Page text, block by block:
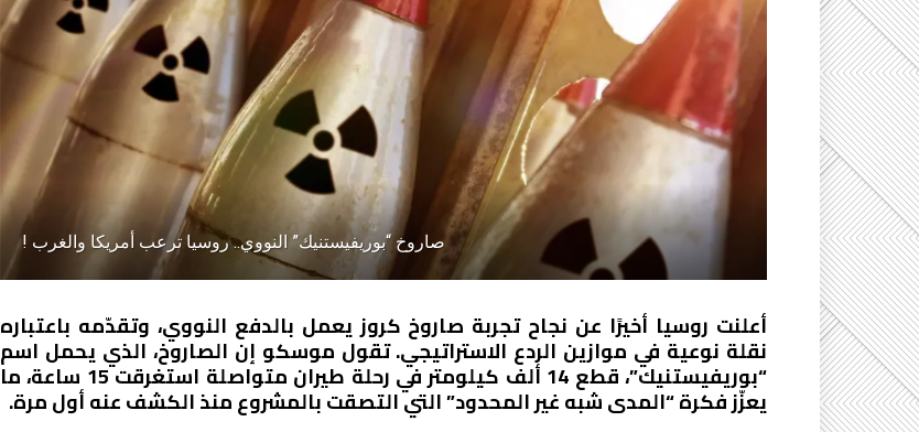
صاروخ “بوريفيستنيك” النووي.. روسيا ترعب أمريكا والغرب !
أعلنت روسيا أخيرًا عن نجاح تجربة صاروخ كروز يعمل بالدفع النووي، وتقدّمه باعتباره
نقلة نوعية في موازين الردع الاستراتيجي. تقول موسكو إن الصاروخ، الذي يحمل اسم
“بوريفيستنيك”، قطع 14 ألف كيلومتر في رحلة طيران متواصلة استغرقت 15 ساعة، ما
يعزّز فكرة “المدى شبه غير المحدود” التي التصقت بالمشروع منذ الكشف عنه أول مرة.